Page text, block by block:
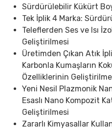
Sürdürülebilir Kükürt
Tek İplik 4 Marka:
Teleflerden Ses ve Isı
Geliştirilmesi
Üretimden Çıkan Atık
Karbonla Kumaşların
Özelliklerinin
Yeni Nesil Plazmonik
Esaslı Nano Kompozit
Geliştirilmesi
Zararlı Kimyasallar